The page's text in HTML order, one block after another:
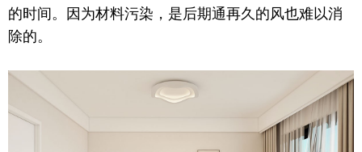
的时间。因为材料污染，是后期通再久的风也难以消
除的。